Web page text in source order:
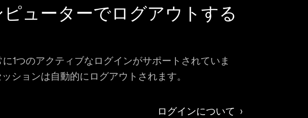
ューターでログアウトする
1つのアクティブなログインがサポートされていま
ションは自動的にログアウトされます。
ログインについて  ›